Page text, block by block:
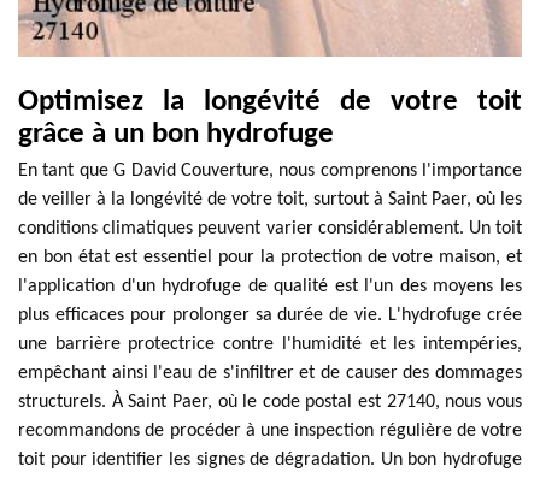
Optimisez la longévité de votre toit
grâce à un bon hydrofuge
En tant que G David Couverture, nous comprenons l'importance
de veiller à la longévité de votre toit, surtout à Saint Paer, où les
conditions climatiques peuvent varier considérablement. Un toit
en bon état est essentiel pour la protection de votre maison, et
l'application d'un hydrofuge de qualité est l'un des moyens les
plus efficaces pour prolonger sa durée de vie. L'hydrofuge crée
une barrière protectrice contre l'humidité et les intempéries,
empêchant ainsi l'eau de s'infiltrer et de causer des dommages
structurels. À Saint Paer, où le code postal est 27140, nous vous
recommandons de procéder à une inspection régulière de votre
toit pour identifier les signes de dégradation. Un bon hydrofuge